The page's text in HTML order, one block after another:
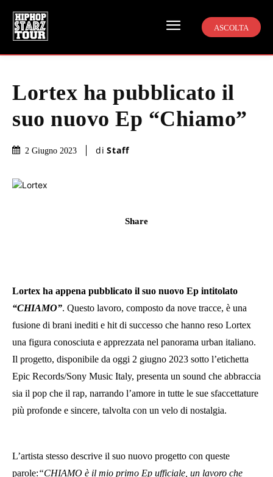
ASCOLTA
Lortex ha pubblicato il
suo nuovo Ep “Chiamo”
2 Giugno 2023 di Staff
Share
Lortex ha appena pubblicato il suo nuovo Ep intitolato
“CHIAMO”. Questo lavoro, composto da nove tracce, è una
fusione di brani inediti e hit di successo che hanno reso Lortex
una figura conosciuta e apprezzata nel panorama urban italiano.
Il progetto, disponibile da oggi 2 giugno 2023 sotto l’etichetta
Epic Records/Sony Music Italy, presenta un sound che abbraccia
sia il pop che il rap, narrando l’amore in tutte le sue sfaccettature
più profonde e sincere, talvolta con un velo di nostalgia.
L’artista stesso descrive il suo nuovo progetto con queste
parole:“CHIAMO è il mio primo Ep ufficiale, un lavoro che